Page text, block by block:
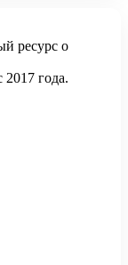
ресурс о
года.